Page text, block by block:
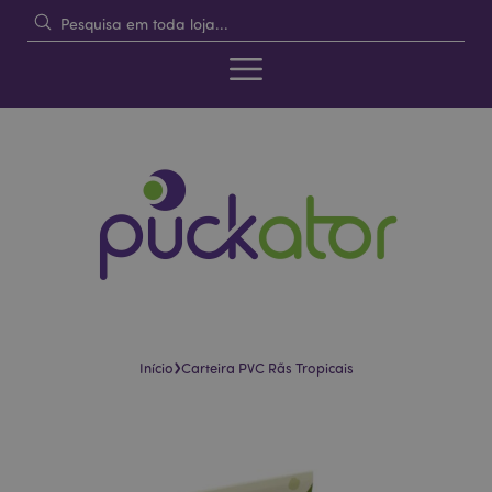
Início›Carteira PVC Rãs Tropicais